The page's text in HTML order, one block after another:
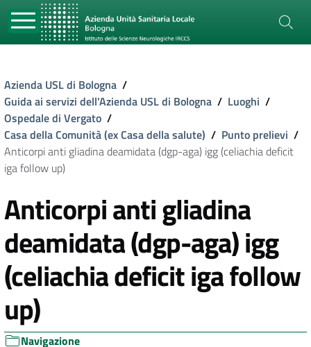
Azienda USL di Bologna /
Guida ai servizi dell'Azienda USL di Bologna / Luoghi /
Ospedale di Vergato /
Casa della Comunità (ex Casa della salute) / Punto prelievi /
Anticorpi anti gliadina deamidata (dgp-aga) igg (celiachia deficit
iga follow up)
Anticorpi anti gliadina
deamidata (dgp-aga) igg
(celiachia deficit iga follow
up)
Navigazione